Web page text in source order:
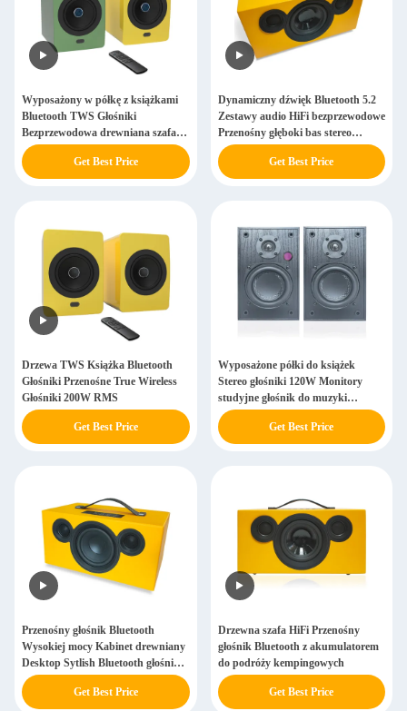
Wyposażony w półkę z książkami
Bluetooth TWS Głośniki
Bezprzewodowa drewniana szafa
HiFi Stereo głośnik
Get Best Price
Dynamiczny dźwięk Bluetooth 5.2
Zestawy audio HiFi bezprzewodowe
Przenośny głęboki bas stereo
głośnik
Get Best Price
Drzewa TWS Książka Bluetooth
Głośniki Przenośne True Wireless
Głośniki 200W RMS
Get Best Price
Wyposażone półki do książek
Stereo głośniki 120W Monitory
studyjne głośnik do muzyki
gramofony
Get Best Price
Przenośny głośnik Bluetooth
Wysokiej mocy Kabinet drewniany
Desktop Sytlish Bluetooth głośnik
Wbudowana bateria
Get Best Price
Drzewna szafa HiFi Przenośny
głośnik Bluetooth z akumulatorem
do podróży kempingowych
Get Best Price